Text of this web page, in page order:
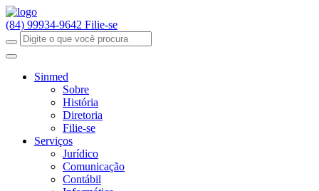
(84) 99934-9642 Filie-se
Sinmed
Sobre
História
Diretoria
Filie-se
Serviços
Jurídico
Comunicação
Contábil